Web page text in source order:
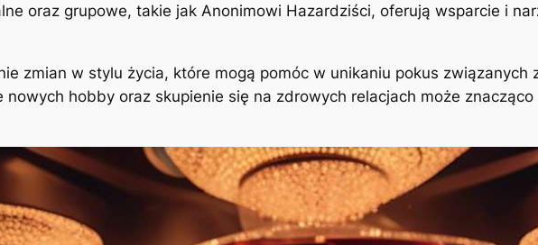
oraz grupowe, takie jak Anonimowi Hazardziści, oferują wsparcie i
zmian w stylu życia, które mogą pomóc w unikaniu pokus związanych
hobby oraz skupienie się na zdrowych relacjach może